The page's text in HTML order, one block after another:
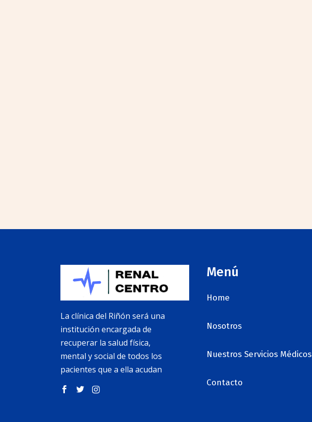
La clínica del Riñón será una
institución encargada de
recuperar la salud física,
mental y social de todos los
pacientes que a ella acudan
Menú
Home
Nosotros
Nuestros Servicios Médicos
Contacto